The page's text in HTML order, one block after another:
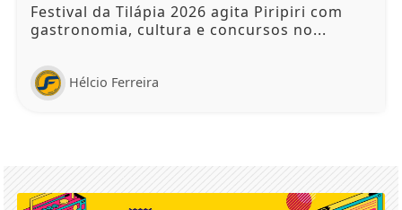
Festival da Tilápia 2026 agita Piripiri com
gastronomia, cultura e concursos no...
Hélcio Ferreira